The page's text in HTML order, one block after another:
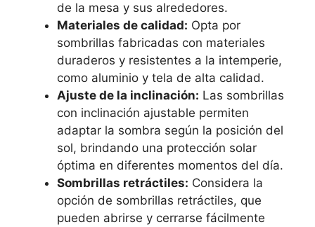
de la mesa y sus alrededores.
Materiales de calidad: Opta por
sombrillas fabricadas con materiales
duraderos y resistentes a la intemperie,
como aluminio y tela de alta calidad.
Ajuste de la inclinación: Las sombrillas
con inclinación ajustable permiten
adaptar la sombra según la posición del
sol, brindando una protección solar
óptima en diferentes momentos del día.
Sombrillas retráctiles: Considera la
opción de sombrillas retráctiles, que
pueden abrirse y cerrarse fácilmente